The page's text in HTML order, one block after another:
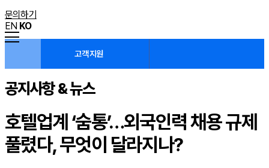
문의하기
EN KO
고객 지원
공지사항 & 뉴스
호텔업계 ‘숨통’…외국인력 채용 규제
풀렸다, 무엇이 달라지나?